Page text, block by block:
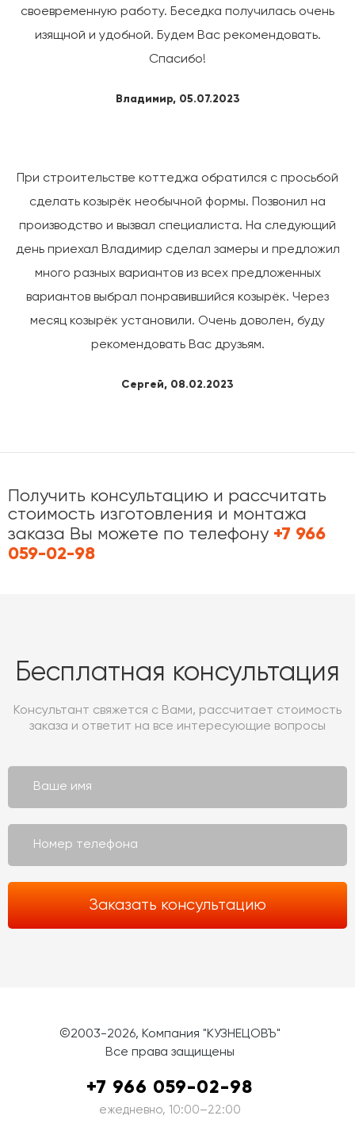
своевременную работу. Беседка получилась очень
изящной и удобной. Будем Вас рекомендовать.
Спасибо!
Владимир, 05.07.2023
При строительстве коттеджа обратился с просьбой
сделать козырёк необычной формы. Позвонил на
производство и вызвал специалиста. На следующий
день приехал Владимир сделал замеры и предложил
много разных вариантов из всех предложенных
вариантов выбрал понравившийся козырёк. Через
месяц козырёк установили. Очень доволен, буду
рекомендовать Вас друзьям.
Сергей, 08.02.2023
Получить консультацию и рассчитать
стоимость изготовления и монтажа
заказа Вы можете по телефону +7 966
059-02-98
Бесплатная консультация
Консультант свяжется с Вами, рассчитает стоимость
заказа и ответит на все интересующие вопросы
©2003-2026, Компания "КУЗНЕЦОВЪ"
Все права защищены
+7 966 059-02-98
ежедневно, 10:00–22:00